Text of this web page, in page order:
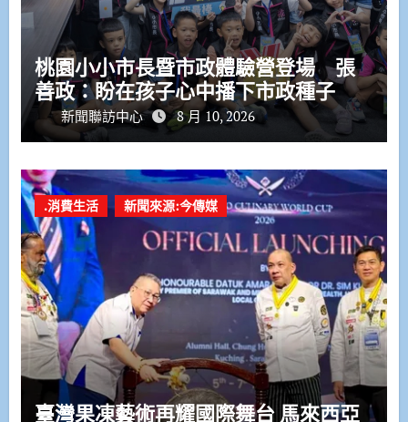
桃園小小市長暨市政體驗營登場 張
善政：盼在孩子心中播下市政種子
新聞聯訪中心 8 月 10, 2026
.消費生活 新聞來源:今傳媒
臺灣果凍藝術再耀國際舞台 馬來西亞